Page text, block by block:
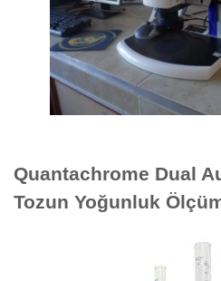
Quantachrome Dual
Tozun Yoğunluk